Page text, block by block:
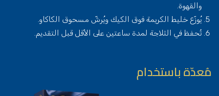
والقهوة.
يُوزّع خليط الكريمة فوق الكيك ويُرشّ مسحوق الكاكاو.
تُحفظ في الثلاجة لمدة ساعتين على الأقل قبل التقديم.
مُعدّة باستخدام